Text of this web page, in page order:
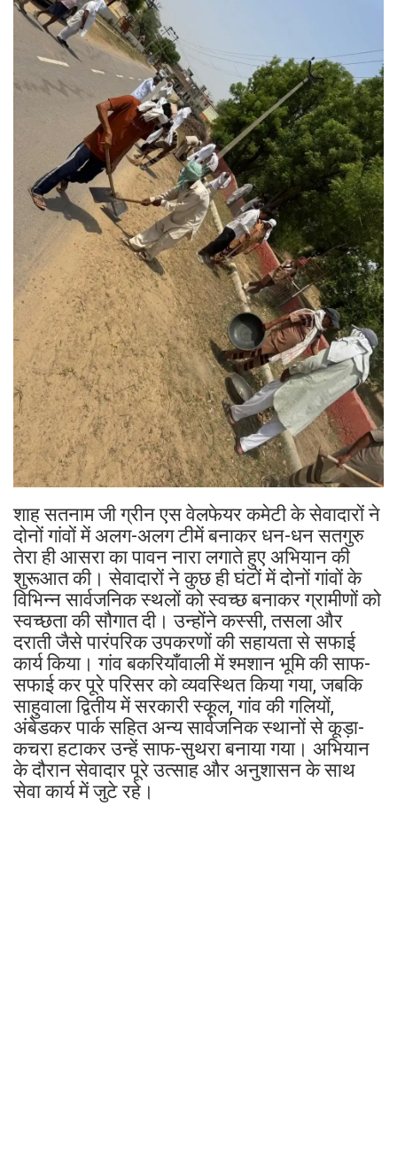
शाह सतनाम जी ग्रीन एस वेलफेयर कमेटी के सेवादारों ने
दोनों गांवों में अलग-अलग टीमें बनाकर धन-धन सतगुरु
तेरा ही आसरा का पावन नारा लगाते हुए अभियान की
शुरूआत की। सेवादारों ने कुछ ही घंटों में दोनों गांवों के
विभिन्न सार्वजनिक स्थलों को स्वच्छ बनाकर ग्रामीणों को
स्वच्छता की सौगात दी। उन्होंने कस्सी, तसला और
दराती जैसे पारंपरिक उपकरणों की सहायता से सफाई
कार्य किया। गांव बकरियाँवाली में श्मशान भूमि की साफ-
सफाई कर पूरे परिसर को व्यवस्थित किया गया, जबकि
साहुवाला द्वितीय में सरकारी स्कूल, गांव की गलियों,
अंबेडकर पार्क सहित अन्य सार्वजनिक स्थानों से कूड़ा-
कचरा हटाकर उन्हें साफ-सुथरा बनाया गया। अभियान
के दौरान सेवादार पूरे उत्साह और अनुशासन के साथ
सेवा कार्य में जुटे रहे।